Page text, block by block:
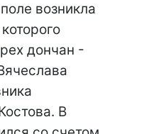
возникла
дончан -
В